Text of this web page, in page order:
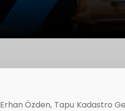
Özden, Tapu Kadastro